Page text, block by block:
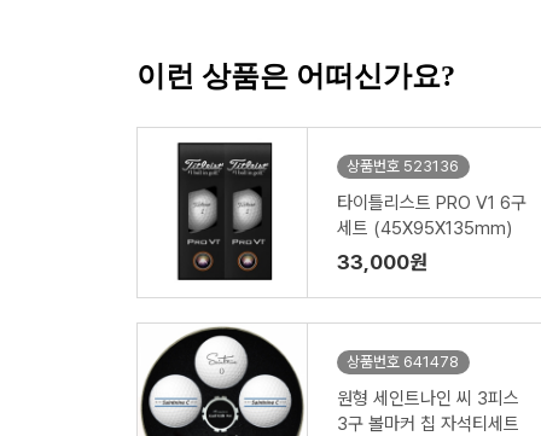
이런 상품은 어떠신가요?
상품번호 523136
타이틀리스트 PRO V1 6구
세트 (45X95X135mm)
33,000원
상품번호 641478
원형 세인트나인 씨 3피스
3구 볼마커 칩 자석티세트